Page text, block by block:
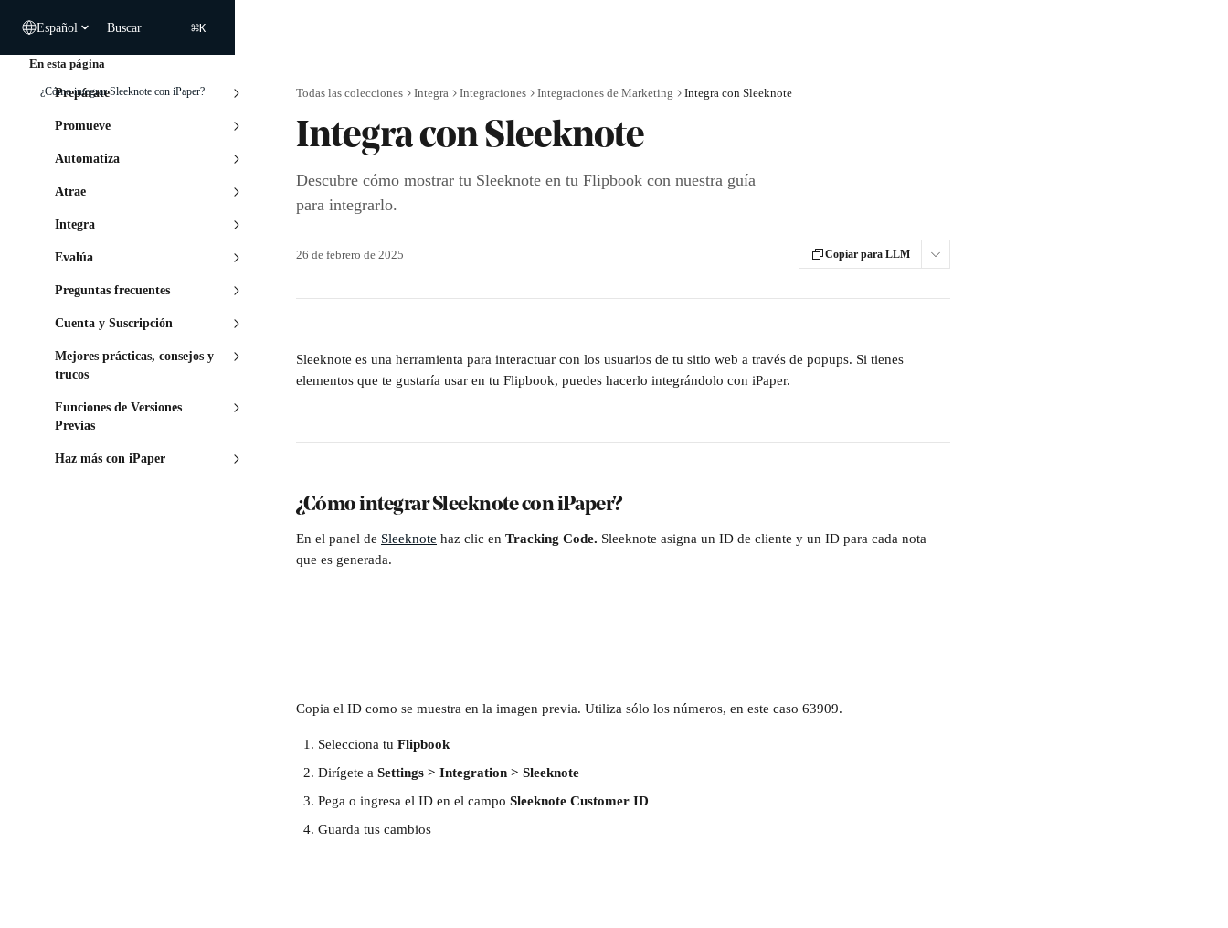
Español Buscar ⌘K
Prepárate
Promueve
Automatiza
Atrae
Integra
Evalúa
Preguntas frecuentes
Cuenta y Suscripción
Mejores prácticas, consejos y
trucos
Funciones de Versiones
Previas
Haz más con iPaper
Todas las colecciones Integra Integraciones Integraciones de Marketing Integra con Sleeknote
Integra con Sleeknote
Descubre cómo mostrar tu Sleeknote en tu Flipbook con nuestra guía
para integrarlo.
26 de febrero de 2025 Copiar para LLM
Sleeknote es una herramienta para interactuar con los usuarios de tu sitio web a través de popups. Si tienes
elementos que te gustaría usar en tu Flipbook, puedes hacerlo integrándolo con iPaper.
¿Cómo integrar Sleeknote con iPaper?
En el panel de Sleeknote haz clic en Tracking Code. Sleeknote asigna un ID de cliente y un ID para cada nota
que es generada.
Copia el ID como se muestra en la imagen previa. Utiliza sólo los números, en este caso 63909.
Selecciona tu Flipbook
Dirígete a Settings > Integration > Sleeknote
Pega o ingresa el ID en el campo Sleeknote Customer ID
Guarda tus cambios
En esta página
¿Cómo integrar Sleeknote con iPaper?